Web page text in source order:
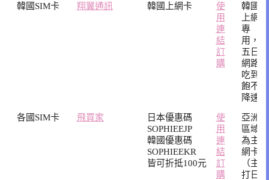
韓國SIM卡 翔翼通訊 韓國上網卡
使
用
連
結
訂
購
韓國
上網
專
用，
五日
網路
吃到
飽不
降速
各國SIM卡 飛買家
日本優惠碼
SOPHIEEJP
韓國優惠碼
SOPHIEEKR
皆可折抵100元
使
用
連
結
訂
購
亞洲
區域
為主
網卡
（主
打日